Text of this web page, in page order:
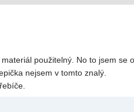
použitelný. No to jsem se
nejsem v tomto znalý.